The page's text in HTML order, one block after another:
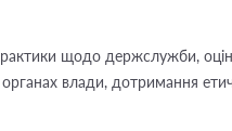
щодо держслужби,
органах влади, дотримання